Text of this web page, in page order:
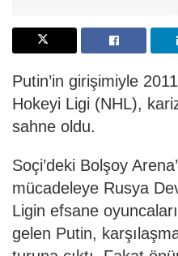
Putin’in girişimiyle
Hokeyi Ligi (NHL),
sahne oldu.
Soçi’deki Bolşoy
mücadeleye Rusya
Ligin efsane
gelen Putin,